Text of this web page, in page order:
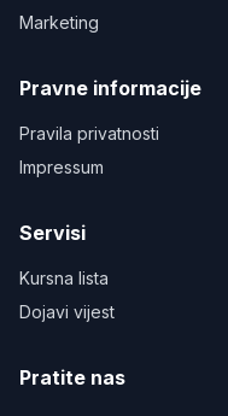
Marketing
Pravne informacije
Pravila privatnosti
Impressum
Servisi
Kursna lista
Dojavi vijest
Pratite nas